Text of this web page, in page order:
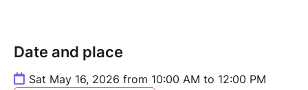
Date and place
Sat May 16, 2026 from 10:00 AM to 12:00 PM